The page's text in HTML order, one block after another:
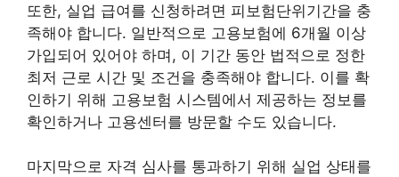
또한, 실업 급여를 신청하려면 피보험단위기간을 충
족해야 합니다. 일반적으로 고용보험에 6개월 이상
가입되어 있어야 하며, 이 기간 동안 법적으로 정한
최저 근로 시간 및 조건을 충족해야 합니다. 이를 확
인하기 위해 고용보험 시스템에서 제공하는 정보를
확인하거나 고용센터를 방문할 수도 있습니다.
마지막으로 자격 심사를 통과하기 위해 실업 상태를